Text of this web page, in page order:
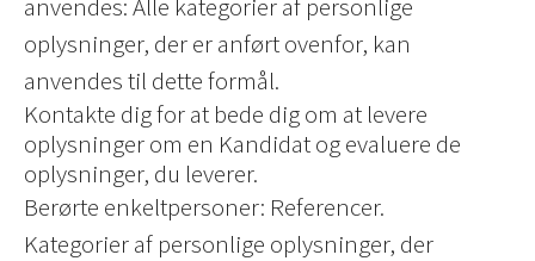
anvendes: Alle kategorier af personlige
oplysninger, der er anført ovenfor, kan
anvendes til dette formål.
Kontakte dig for at bede dig om at levere
oplysninger om en Kandidat og evaluere de
oplysninger, du leverer.
Berørte enkeltpersoner: Referencer.
Kategorier af personlige oplysninger, der